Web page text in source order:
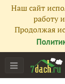
Наш сайт
работу
Продолжая